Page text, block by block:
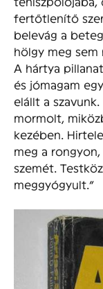
fertőtlenítő
belevág a
hölgy meg sem
A hártya
és jómagam
elállt a
mormolt,
kezében.
meg a
szemét.
meggyógyult.”